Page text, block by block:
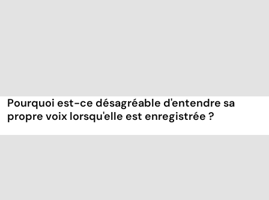
Pourquoi est-ce désagréable d'entendre sa
propre voix lorsqu'elle est enregistrée ?